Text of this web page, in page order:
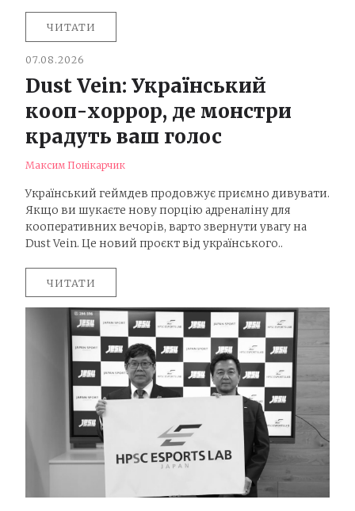
ЧИТАТИ
07.08.2026
Dust Vein: Український
кооп-хоррор, де монстри
крадуть ваш голос
Максим Понікарчик
Український геймдев продовжує приємно дивувати.
Якщо ви шукаєте нову порцію адреналіну для
кооперативних вечорів, варто звернути увагу на
Dust Vein. Це новий проєкт від українського..
ЧИТАТИ